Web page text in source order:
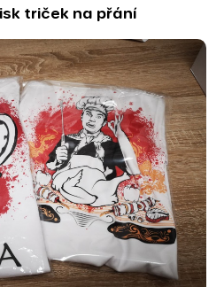
triček na přání